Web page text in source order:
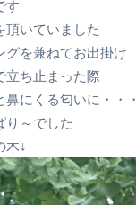
す
頂いていました
グを兼ねてお出掛け
立ち止まった際
にくる匂いに・・・
り～でした
木↓